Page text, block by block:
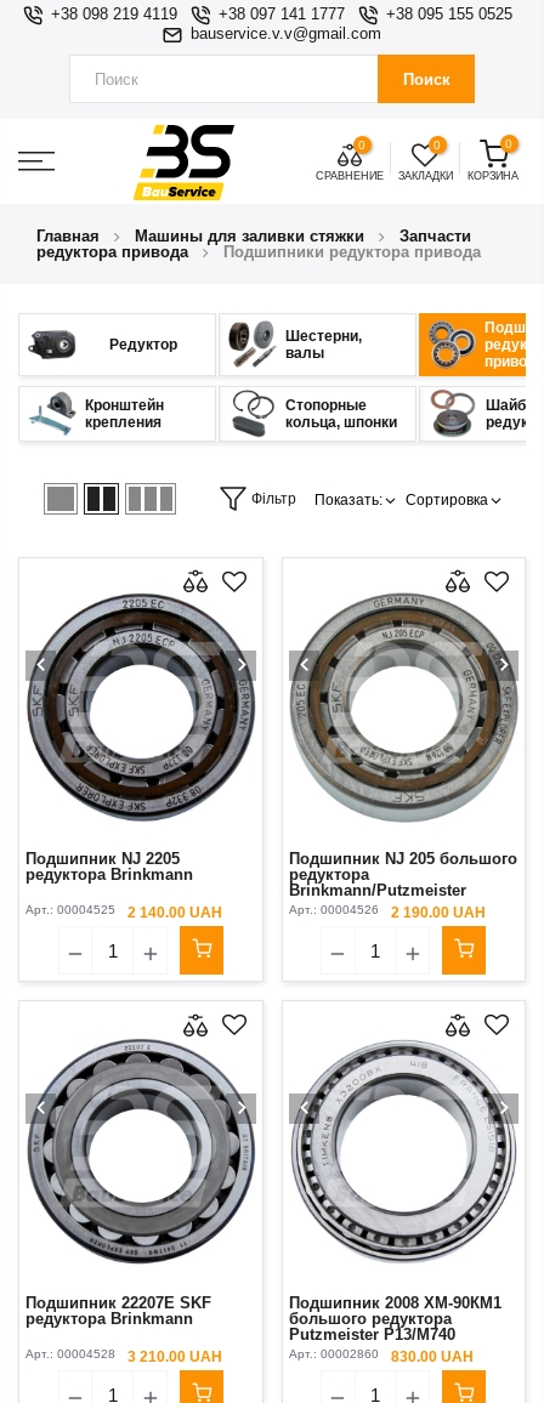
+38 098 219 4119 +38 097 141 1777
+38 095 155 0525
bauservice.v.v@gmail.com
Поиск
0
СРАВНЕНИЕ
0
ЗАКЛАДКИ
0
КОРЗИНА
Главная Машины для заливки стяжки
Запчасти
редуктора привода
Подшипники редуктора привода
Редуктор
Шестерни,
валы
привода
Кронштейн
крепления
Стопорные
кольца, шпонки
Шайбы
Фільтр Показать: Сортировка
Подшипник NJ 2205
редуктора Brinkmann
Арт.: 00004525 2 140.00 UAH
Подшипник NJ 205 большого
редуктора
Brinkmann/Putzmeister
M740/1/Р13
Арт.: 00004526 2 190.00 UAH
Подшипник 22207E SKF
редуктора Brinkmann
Арт.: 00004528 3 210.00 UAH
Подшипник 2008 ХМ-90КМ1
большого редуктора
Putzmeister P13/М740
Арт.: 00002860 830.00 UAH